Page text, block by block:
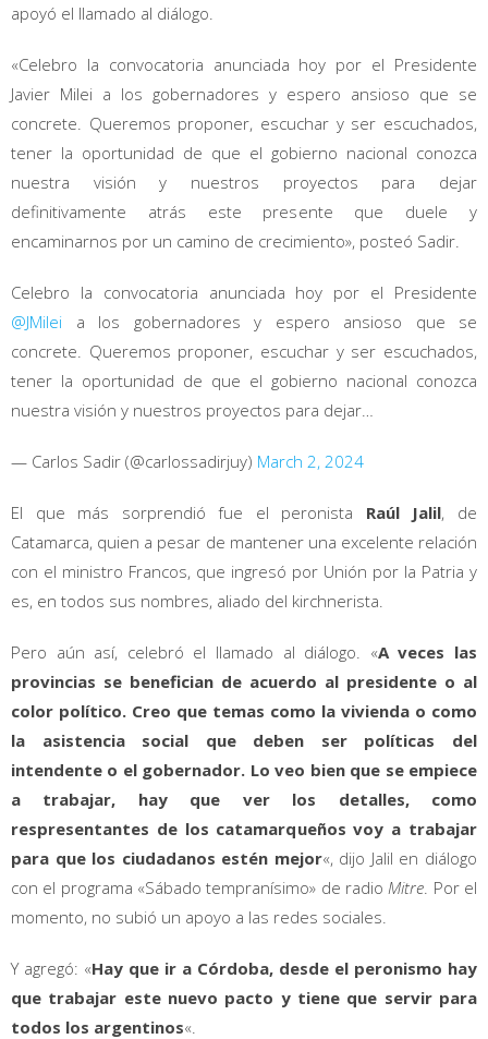
apoyó el llamado al diálogo.
«Celebro la convocatoria anunciada hoy por el Presidente
Javier Milei a los gobernadores y espero ansioso que se
concrete. Queremos proponer, escuchar y ser escuchados,
tener la oportunidad de que el gobierno nacional conozca
nuestra visión y nuestros proyectos para dejar
definitivamente atrás este presente que duele y
encaminarnos por un camino de crecimiento», posteó Sadir.
Celebro la convocatoria anunciada hoy por el Presidente
@JMilei a los gobernadores y espero ansioso que se
concrete. Queremos proponer, escuchar y ser escuchados,
tener la oportunidad de que el gobierno nacional conozca
nuestra visión y nuestros proyectos para dejar…
— Carlos Sadir (@carlossadirjuy) March 2, 2024
El que más sorprendió fue el peronista Raúl Jalil, de
Catamarca, quien a pesar de mantener una excelente relación
con el ministro Francos, que ingresó por Unión por la Patria y
es, en todos sus nombres, aliado del kirchnerista.
Pero aún así, celebró el llamado al diálogo. «A veces las
provincias se benefician de acuerdo al presidente o al
color político. Creo que temas como la vivienda o como
la asistencia social que deben ser políticas del
intendente o el gobernador. Lo veo bien que se empiece
a trabajar, hay que ver los detalles, como
respresentantes de los catamarqueños voy a trabajar
para que los ciudadanos estén mejor«, dijo Jalil en diálogo
con el programa «Sábado tempranísimo» de radio Mitre . Por el
momento, no subió un apoyo a las redes sociales.
Y agregó: «Hay que ir a Córdoba, desde el peronismo hay
que trabajar este nuevo pacto y tiene que servir para
todos los argentinos«.